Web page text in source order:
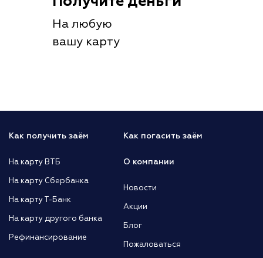
На любую
вашу карту
Как получить заём
На карту ВТБ
На карту Сбербанка
На карту Т-Банк
На карту другого банка
Рефинансирование
Как погасить заём
О компании
Новости
Акции
Блог
Пожаловаться